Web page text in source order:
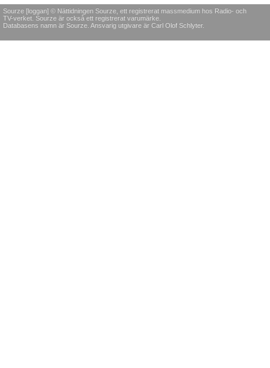
Sourze [loggan] © Nättidningen Sourze, ett registrerat massmedium hos Radio- och
TV-verket. Sourze är också ett registrerat varumärke.
Databasens namn är Sourze. Ansvarig utgivare är Carl Olof Schlyter.